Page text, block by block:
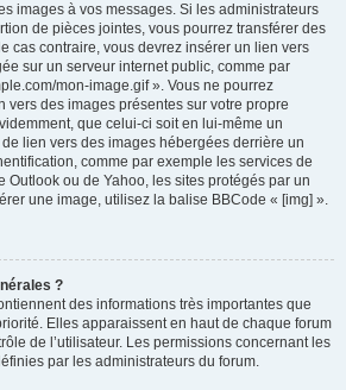
images à vos messages. Si les administrateurs
de pièces jointes, vous pourrez transférer des
cas contraire, vous devrez insérer un lien vers
sur un serveur internet public, comme par
mon-image.gif ». Vous ne pourrez
vers des images présentes sur votre propre
que celui-ci soit en lui-même un
lien vers des images hébergées derrière un
comme par exemple les services de
Outlook ou de Yahoo, les sites protégés par un
une image, utilisez la balise BBCode « [img] ».
?
des informations très importantes que
Elles apparaissent en haut de chaque forum
de l’utilisateur. Les permissions concernant les
par les administrateurs du forum.